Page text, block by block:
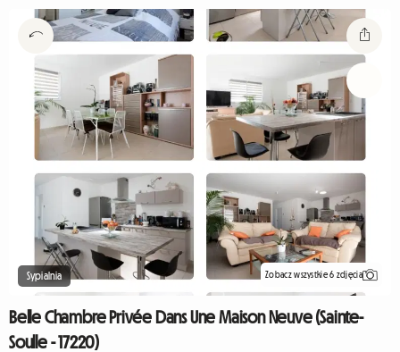
Sypialnia Zobacz wszystkie 6 zdjęcia
Belle Chambre Privée Dans Une Maison Neuve (Sainte-
Soulle - 17220)